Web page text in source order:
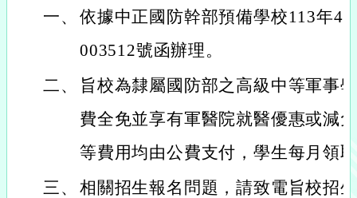
一、 依據中正國防幹部預備學校113年4
003512號函辦理。
二、
旨校為隸屬國防部之高級中等軍事
費全免並享有軍醫院就醫優惠或減
等費用均由公費支付，學生每月領
三、 相關招生報名問題，請致電旨校招